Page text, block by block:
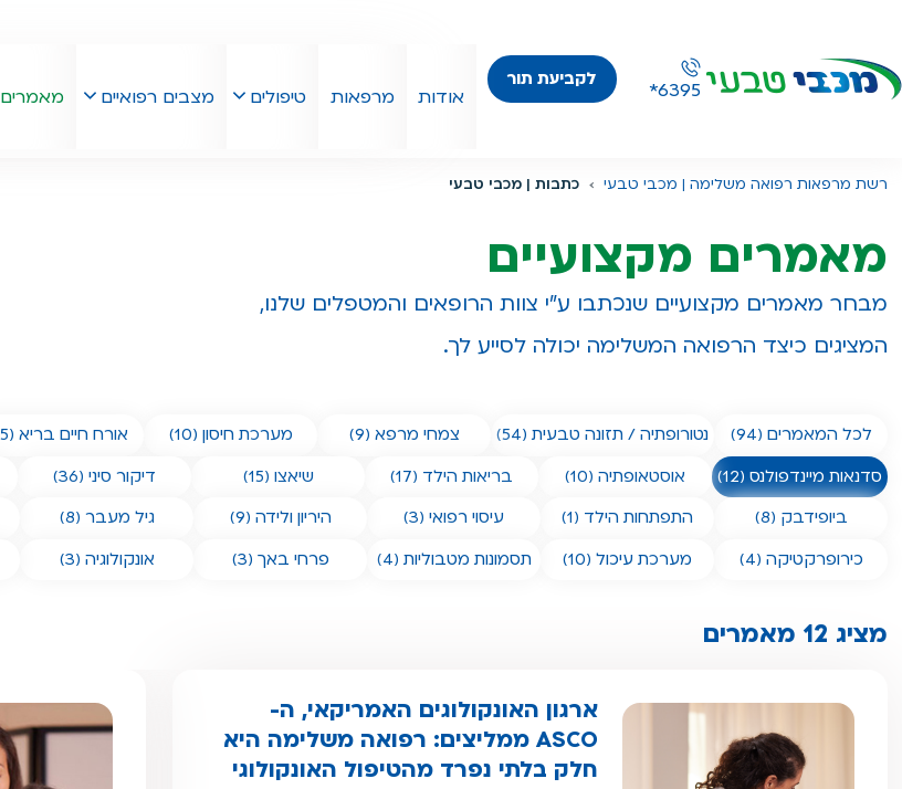
*6395 לקביעת תור
אודות מרפאות טיפולים מצבים רפואיים מאמרים
רשת מרפאות רפואה משלימה | מכבי טבעי כתבות | מכבי טבעי
מאמרים מקצועיים
מבחר מאמרים מקצועיים שנכתבו ע"י צוות הרופאים והמטפלים שלנו,
המציגים כיצד הרפואה המשלימה יכולה לסייע לך.
לכל המאמרים (94) נטורופתיה / תזונה טבעית (54) צמחי מרפא (9) מערכת חיסון (10) אורח חיים בריא (55)
סדנאות מיינדפולנס (12)
אוסטאופתיה (10) בריאות הילד (17) שיאצו (15) דיקור סיני (36)
ביופידבק (8)
התפתחות הילד (1) עיסוי רפואי (3) היריון ולידה (9) גיל מעבר (8)
כירופרקטיקה (4)
מערכת עיכול (10) תסמונות מטבוליות (4) פרחי באך (3) אונקולוגיה (3)
מציג 12 מאמרים
ארגון האונקולוגים האמריקאי, ה-
ASCO ממליצים: רפואה משלימה היא
חלק בלתי נפרד מהטיפול האונקולוגי